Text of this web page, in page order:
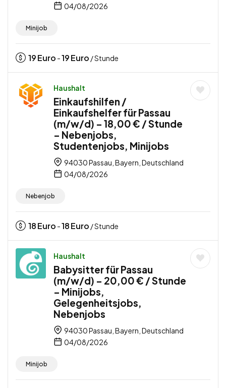
04/08/2026
Minijob
19Euro -19Euro / Stunde
Haushalt
Einkaufshilfen /
Einkaufshelfer für Passau
(m/w/d) – 18,00 € / Stunde
– Nebenjobs,
Studentenjobs, Minijobs
94030 Passau, Bayern, Deutschland
04/08/2026
Nebenjob
18Euro -18Euro / Stunde
Haushalt
Babysitter für Passau
(m/w/d) – 20,00 € / Stunde
– Minijobs,
Gelegenheitsjobs,
Nebenjobs
94030 Passau, Bayern, Deutschland
04/08/2026
Minijob